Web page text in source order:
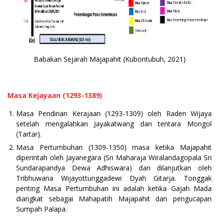
Babakan Sejarah Majapahit (Kubontubuh, 2021)
Masa Kejayaan (1293-1389)
Masa Pendirian Kerajaan (1293-1309) oleh Raden Wijaya
setelah mengalahkan Jayakatwang dan tentara Mongol
(Tartar).
Masa Pertumbuhan (1309-1350) masa ketika Majapahit
diperintah oleh Jayanegara (Sri Maharaja Wiralandagopala Sri
Sundarapandya Dewa Adhiswara) dan dilanjutkan oleh
Tribhuwana Wijayottunggadewi Dyah Gitarja. Tonggak
penting Masa Pertumbuhan ini adalah ketika Gajah Mada
diangkat sebagai Mahapatih Majapahit dan pengucapan
Sumpah Palapa.